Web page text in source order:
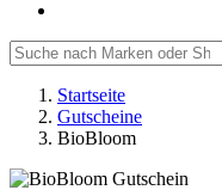
Startseite
Gutscheine
BioBloom